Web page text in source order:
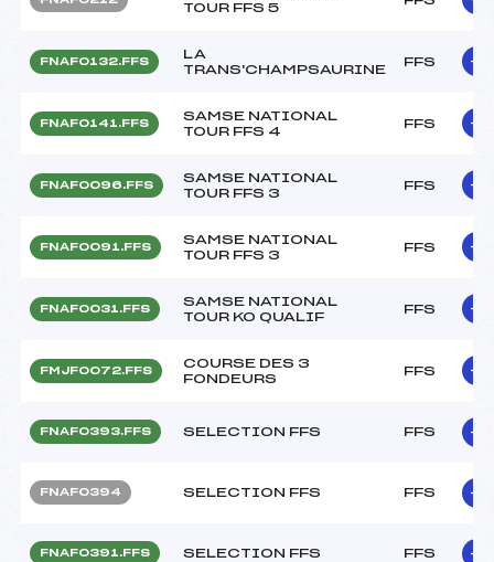
TOUR FFS 5
FNAF0132.FFS
LA
TRANS'CHAMPSAURINE
FFS
FNAF0141.FFS
SAMSE NATIONAL
TOUR FFS 4
FFS
FNAF0096.FFS
SAMSE NATIONAL
TOUR FFS 3
FFS
FNAF0091.FFS
SAMSE NATIONAL
TOUR FFS 3
FFS
FNAF0031.FFS
SAMSE NATIONAL
TOUR KO QUALIF
FFS
FMJF0072.FFS
COURSE DES 3
FONDEURS
FFS
FNAF0393.FFS SELECTION FFS FFS
FNAF0394 SELECTION FFS FFS
FNAF0391.FFS SELECTION FFS FFS